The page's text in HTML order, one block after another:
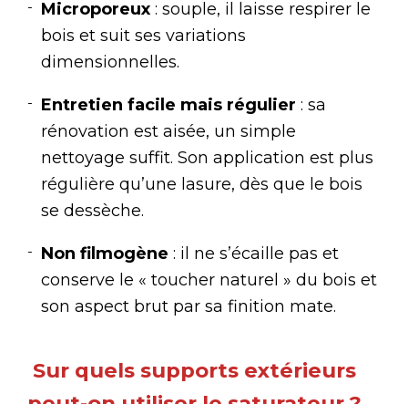
Microporeux : souple, il laisse respirer le
bois et suit ses variations
dimensionnelles.
Entretien facile mais régulier : sa
rénovation est aisée, un simple
nettoyage suffit. Son application est plus
régulière qu’une lasure, dès que le bois
se dessèche.
Non filmogène : il ne s’écaille pas et
conserve le « toucher naturel » du bois et
son aspect brut par sa finition mate.
Sur quels supports extérieurs